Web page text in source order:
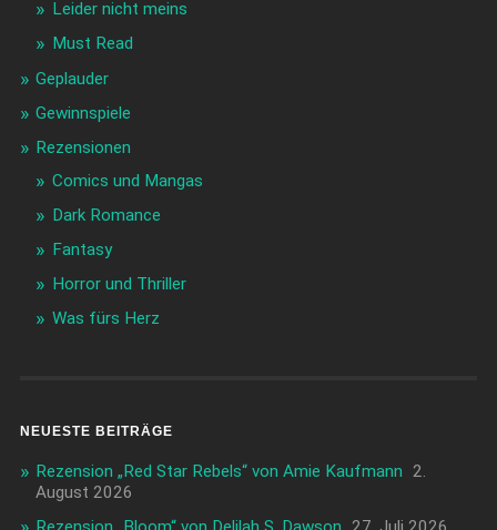
Leider nicht meins
Must Read
Geplauder
Gewinnspiele
Rezensionen
Comics und Mangas
Dark Romance
Fantasy
Horror und Thriller
Was fürs Herz
NEUESTE BEITRÄGE
Rezension „Red Star Rebels“ von Amie Kaufmann 2.
August 2026